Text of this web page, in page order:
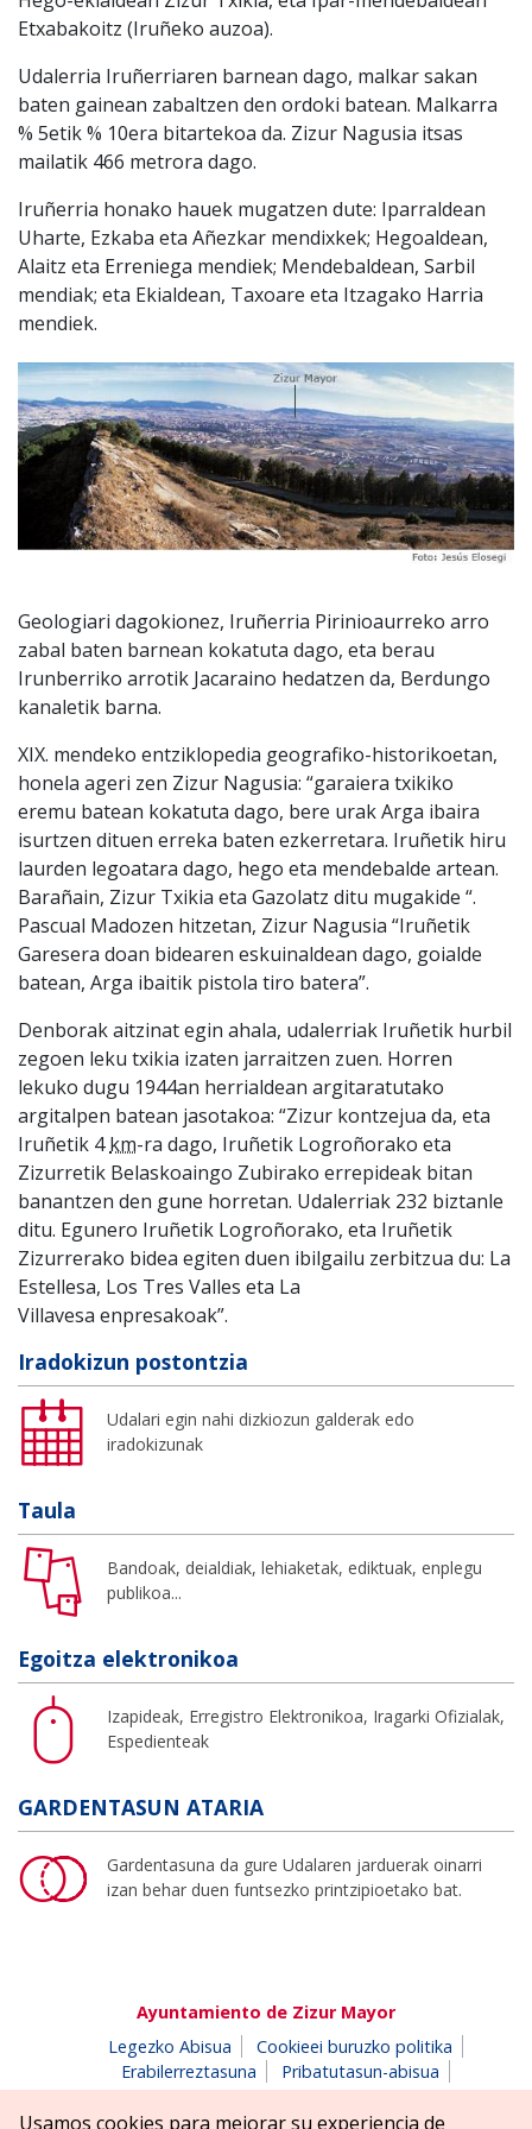
Etxabakoitz (Iruñeko auzoa).
Udalerria Iruñerriaren barnean dago, malkar sakan
baten gainean zabaltzen den ordoki batean. Malkarra
% 5etik % 10era bitartekoa da. Zizur Nagusia itsas
mailatik 466 metrora dago.
Iruñerria honako hauek mugatzen dute: Iparraldean
Uharte, Ezkaba eta Añezkar mendixkek; Hegoaldean,
Alaitz eta Erreniega mendiek; Mendebaldean, Sarbil
mendiak; eta Ekialdean, Taxoare eta Itzagako Harria
mendiek.
Geologiari dagokionez, Iruñerria Pirinioaurreko arro
zabal baten barnean kokatuta dago, eta berau
Irunberriko arrotik Jacaraino hedatzen da, Berdungo
kanaletik barna.
XIX. mendeko entziklopedia geografiko-historikoetan,
honela ageri zen Zizur Nagusia: “garaiera txikiko
eremu batean kokatuta dago, bere urak Arga ibaira
isurtzen dituen erreka baten ezkerretara. Iruñetik hiru
laurden legoatara dago, hego eta mendebalde artean.
Barañain, Zizur Txikia eta Gazolatz ditu mugakide “.
Pascual Madozen hitzetan, Zizur Nagusia “Iruñetik
Garesera doan bidearen eskuinaldean dago, goialde
batean, Arga ibaitik pistola tiro batera”.
Denborak aitzinat egin ahala, udalerriak Iruñetik hurbil
zegoen leku txikia izaten jarraitzen zuen. Horren
lekuko dugu 1944an herrialdean argitaratutako
argitalpen batean jasotakoa: “Zizur kontzejua da, eta
Iruñetik 4km-ra dago, Iruñetik Logroñorako eta
Zizurretik Belaskoaingo Zubirako errepideak bitan
banantzen den gune horretan. Udalerriak 232 biztanle
ditu. Egunero Iruñetik Logroñorako, eta Iruñetik
Zizurrerako bidea egiten duen ibilgailu zerbitzua du: La
Estellesa, Los Tres Valles eta La
Villavesa enpresakoak”.
Iradokizun postontzia
Udalari egin nahi dizkiozun galderak edo
iradokizunak
Taula
Bandoak, deialdiak, lehiaketak, ediktuak, enplegu
publikoa...
Egoitza elektronikoa
Izapideak, Erregistro Elektronikoa, Iragarki Ofizialak,
Espedienteak
GARDENTASUN ATARIA
Gardentasuna da gure Udalaren jarduerak oinarri
izan behar duen funtsezko printzipioetako bat.
Ayuntamiento de Zizur Mayor
Legezko Abisua
Cookieei buruzko politika
Erabilerreztasuna
Pribatutasun-abisua
Salaketen postontzia
Usamos cookies para mejorar su experiencia de